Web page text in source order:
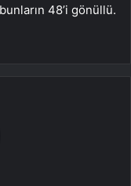
48’i gönüllü.